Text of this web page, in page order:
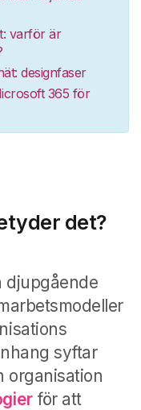
varför är
designfaser
365 för
det?
djupgående
syftar
organisation
för att